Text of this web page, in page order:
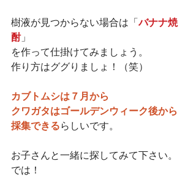
樹液が見つからない場合は「バナナ焼
酎」
を作って仕掛けてみましょう。
作り方はググりましょ！（笑）
カブトムシは７月から
クワガタはゴールデンウィーク後から
採集できるらしいです。
お子さんと一緒に探してみて下さい。
では！